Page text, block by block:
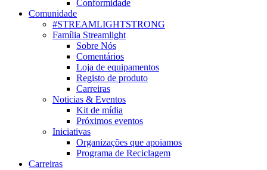
Conformidade
Comunidade
#STREAMLIGHTSTRONG
Família Streamlight
Sobre Nós
Comentários
Loja de equipamentos
Registo de produto
Carreiras
Noticias & Eventos
Kit de mídia
Próximos eventos
Iniciativas
Organizações que apoiamos
Programa de Reciclagem
Carreiras